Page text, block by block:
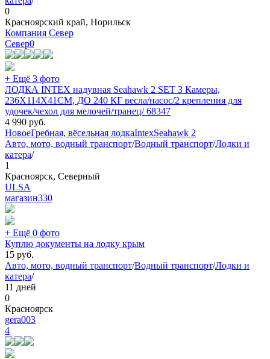
0
Красноярский край, Норильск
Компания Север
Север0
+ Ещё 3 фото
ЛОДКА INTEX надувная Seahawk 2 SET 3 Камеры,
236X114X41СМ, ДО 240 КГ весла/насос/2 крепления для
удочек/чехол для мелочей/транец/ 68347
4 990 руб.
НовоеГребная, вёсельная лодкаIntexSeahawk 2
Авто, мото, водный транспорт/Водный транспорт/Лодки и
катера/
1
Красноярск, Северный
ULSA
магазин330
+ Ещё 0 фото
Куплю документы на лодку крым
15 руб.
Авто, мото, водный транспорт/Водный транспорт/Лодки и
катера/
11 дней
0
Красноярск
gera003
4